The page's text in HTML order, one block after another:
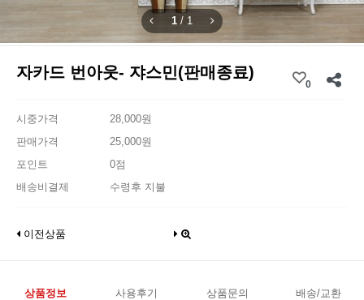
1 / 1
자카드 번아웃- 쟈스민(판매종료)
0
시중가격
28,000원
판매가격
25,000원
포인트
0점
배송비결제
수령후 지불
이전상품
상품정보 사용후기 상품문의 배송/교환